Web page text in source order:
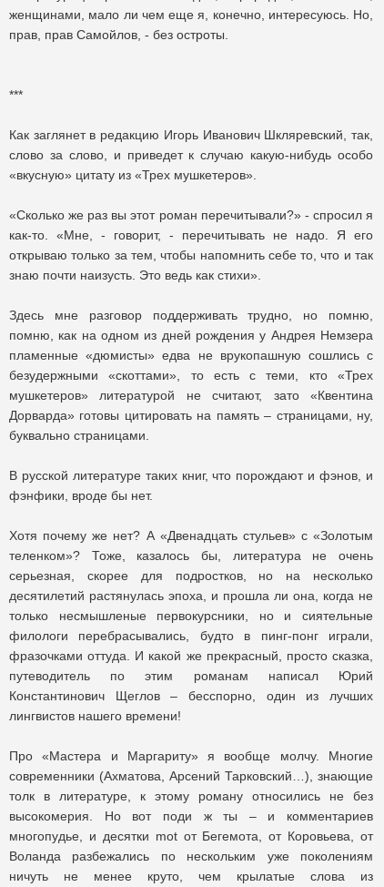
женщинами, мало ли чем еще я, конечно, интересуюсь. Но,
прав, прав Самойлов, - без остроты.
***
Как заглянет в редакцию Игорь Иванович Шкляревский, так,
слово за слово, и приведет к случаю какую-нибудь особо
«вкусную» цитату из «Трех мушкетеров».
«Сколько же раз вы этот роман перечитывали?» - спросил я
как-то. «Мне, - говорит, - перечитывать не надо. Я его
открываю только за тем, чтобы напомнить себе то, что и так
знаю почти наизусть. Это ведь как стихи».
Здесь мне разговор поддерживать трудно, но помню,
помню, как на одном из дней рождения у Андрея Немзера
пламенные «дюмисты» едва не врукопашную сошлись с
безудержными «скоттами», то есть с теми, кто «Трех
мушкетеров» литературой не считают, зато «Квентина
Дорварда» готовы цитировать на память – страницами, ну,
буквально страницами.
В русской литературе таких книг, что порождают и фэнов, и
фэнфики, вроде бы нет.
Хотя почему же нет? А «Двенадцать стульев» с «Золотым
теленком»? Тоже, казалось бы, литература не очень
серьезная, скорее для подростков, но на несколько
десятилетий растянулась эпоха, и прошла ли она, когда не
только несмышленые первокурсники, но и сиятельные
филологи перебрасывались, будто в пинг-понг играли,
фразочками оттуда. И какой же прекрасный, просто сказка,
путеводитель по этим романам написал Юрий
Константинович Щеглов – бесспорно, один из лучших
лингвистов нашего времени!
Про «Мастера и Маргариту» я вообще молчу. Многие
современники (Ахматова, Арсений Тарковский…), знающие
толк в литературе, к этому роману относились не без
высокомерия. Но вот поди ж ты – и комментариев
многопудье, и десятки mot от Бегемота, от Коровьева, от
Воланда разбежались по нескольким уже поколениям
ничуть не менее круто, чем крылатые слова из